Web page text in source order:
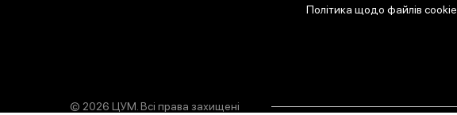
Політика щодо файлів cookie
© 2026 ЦУМ. Всі права захищені